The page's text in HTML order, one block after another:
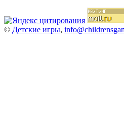
© Детские игры,